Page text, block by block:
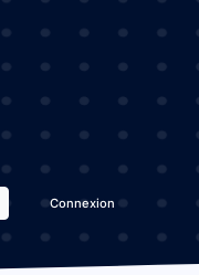
Connexion